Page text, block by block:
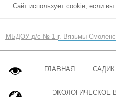
Сайт использует cookie, если
МБДОУ д/с № 1 г. Вязьмы
ГЛАВНАЯ САДИК
ЭКОЛОГИЧЕСКОЕ